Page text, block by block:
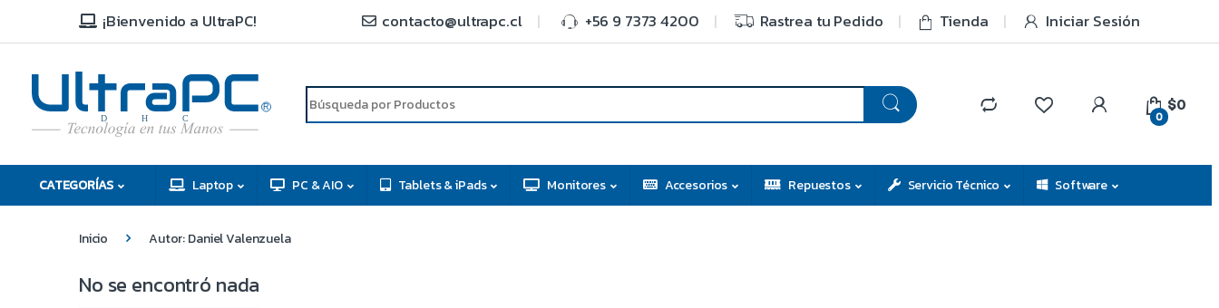
¡Bienvenido a UltraPC! contacto@ultrapc.cl +56 9 7373 4200 Rastrea tu Pedido Tienda Iniciar Sesión
C
H
D
R
0
$0
CATEGORÍAS Laptop PC & AIO Tablets & iPads Monitores Accesorios Repuestos Servicio Técnico Software
Inicio Autor: Daniel Valenzuela
No se encontró nada